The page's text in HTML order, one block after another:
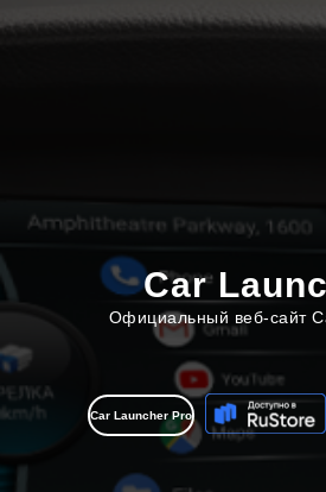
Car
Официальный веб-сайт
Car Launcher Pro